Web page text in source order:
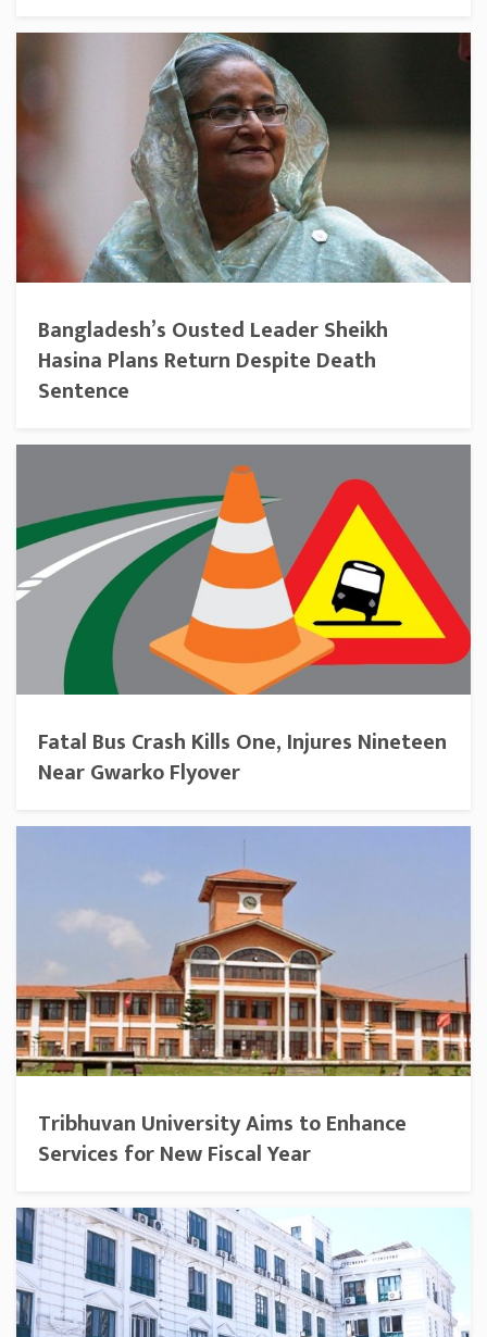
Bangladesh’s Ousted Leader Sheikh
Hasina Plans Return Despite Death
Sentence
Fatal Bus Crash Kills One, Injures Nineteen
Near Gwarko Flyover
Tribhuvan University Aims to Enhance
Services for New Fiscal Year